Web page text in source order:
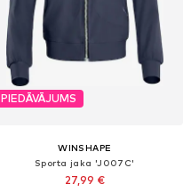
PIEDĀVĀJUMS
WINSHAPE
Sporta jaka 'J007C'
27,99 €